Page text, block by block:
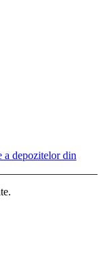
a depozitelor din